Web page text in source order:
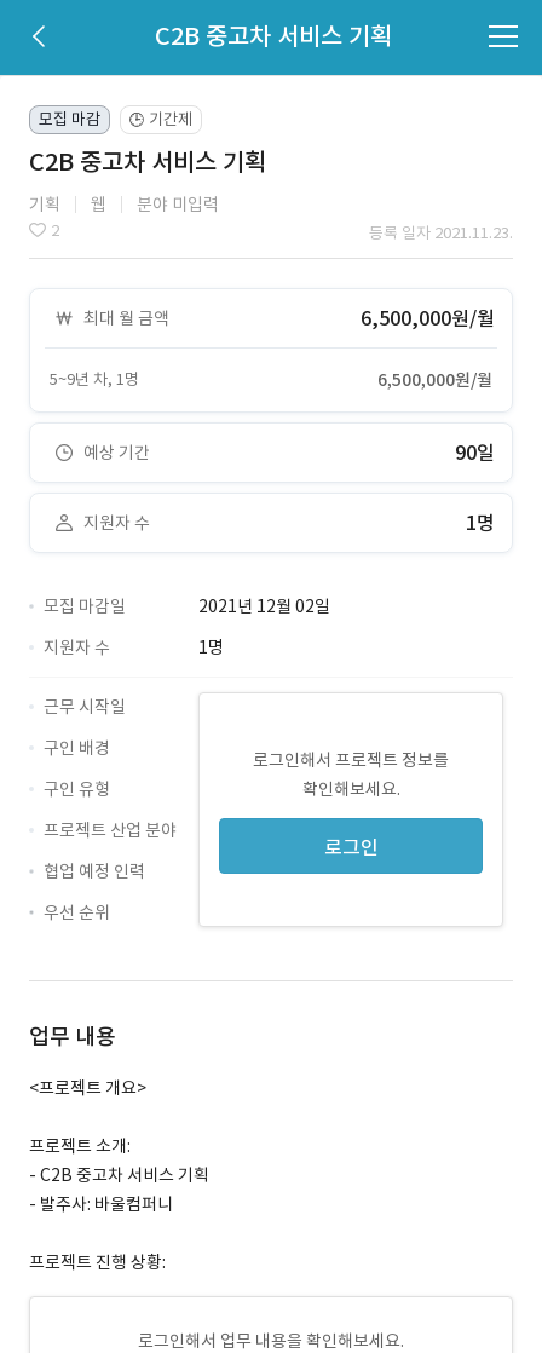
C2B 중고차 서비스 기획
모집 마감 🕒 기간제
C2B 중고차 서비스 기획
기획 웹 분야 미입력
2 등록 일자 2021.11.23.
최대 월 금액 6,500,000원/월
5~9년 차, 1명 6,500,000원/월
예상 기간 90일
지원자 수 1명
모집 마감일
2021년 12월 02일
지원자 수
1명
로그인해서 프로젝트 정보를
확인해보세요.
로그인
근무 시작일
구인 배경
구인 유형
프로젝트 산업 분야
협업 예정 인력
우선 순위
업무 내용
<프로젝트 개요>
프로젝트 소개:
- C2B 중고차 서비스 기획
- 발주사: 바울컴퍼니
프로젝트 진행 상황:
로그인해서 업무 내용을 확인해보세요.